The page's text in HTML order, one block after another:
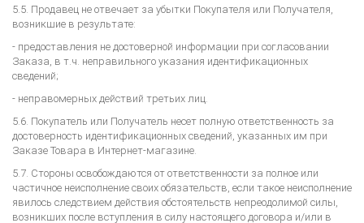
5.5. Продавец не отвечает за убытки Покупателя или Получателя,
возникшие в результате:
- предоставления не достоверной информации при согласовании
Заказа, в т.ч. неправильного указания идентификационных
сведений;
- неправомерных действий третьих лиц.
5.6. Покупатель или Получатель несет полную ответственность за
достоверность идентификационных сведений, указанных им при
Заказе Товара в Интернет-магазине.
5.7. Стороны освобождаются от ответственности за полное или
частичное неисполнение своих обязательств, если такое неисполнение
явилось следствием действия обстоятельств непреодолимой силы,
возникших после вступления в силу настоящего договора и/или в